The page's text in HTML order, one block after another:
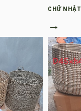
CHỮ NHẬT
→